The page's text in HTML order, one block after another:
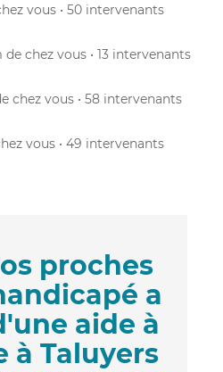
vous • 50 intervenants
de chez vous • 13 intervenants
chez vous • 58 intervenants
vous • 49 intervenants
proches
a
aide à
à Taluyers